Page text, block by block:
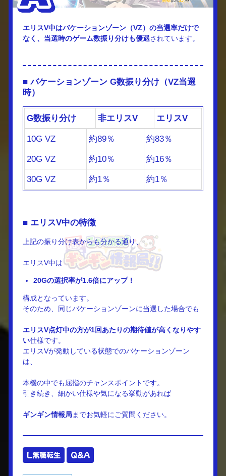
エリスV中はバケーションゾーン（VZ）の当選率だけで
なく、当選時のゲーム数振り分けも優遇されています。
■ バケーションゾーン G数振り分け（VZ当選
時）
G数振り分け 非エリスV エリスV
10G VZ 約89％ 約83％
20G VZ 約10％ 約16％
30G VZ 約1％ 約1％
■ エリスV中の特徴
上記の振り分け表からも分かる通り、
エリスV中は
20Gの選択率が1.6倍にアップ！
構成となっています。
そのため、同じバケーションゾーンに当選した場合でも
エリスV点灯中の方が1回あたりの期待値が高くなりやす
い仕様です。
エリスVが発動している状態でのバケーションゾーン
は、
本機の中でも屈指のチャンスポイントです。
引き続き、細かい仕様や気になる挙動があれば
ギンギン情報局までお気軽にご質問ください。
L無職転生 Q&A